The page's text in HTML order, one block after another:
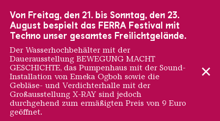
Von Freitag, den 21. bis Sonntag, den 23.
August bespielt das FERRA Festival mit
Techno unser gesamtes Freilichtgelände.
Der Wasserhochbehälter mit der
Dauerausstellung BEWEGUNG MACHT
GESCHICHTE, das Pumpenhaus mit der Sound-
Installation von Emeka Ogboh sowie die
Gebläse- und Verdichterhalle mit der
Großausstellung X-RAY sind jedoch
durchgehend zum ermäßigten Preis von 9 Euro
geöffnet.